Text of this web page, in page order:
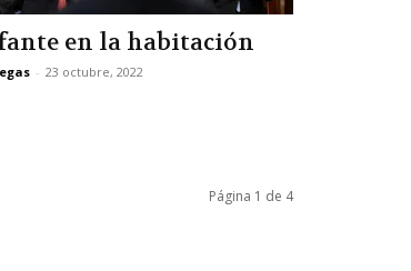
en la habitación
- 23 octubre, 2022
Página 1 de 4